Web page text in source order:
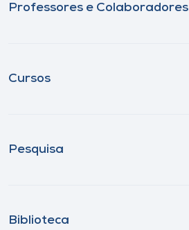
Professores e Colaboradores
Cursos
Pesquisa
Biblioteca